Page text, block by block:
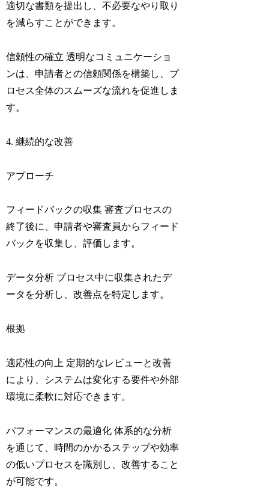
適切な書類を提出し、不必要なやり取り
を減らすことができます。
信頼性の確立 透明なコミュニケーショ
ンは、申請者との信頼関係を構築し、プ
ロセス全体のスムーズな流れを促進しま
す。
4. 継続的な改善
アプローチ
フィードバックの収集 審査プロセスの
終了後に、申請者や審査員からフィード
バックを収集し、評価します。
データ分析 プロセス中に収集されたデ
ータを分析し、改善点を特定します。
根拠
適応性の向上 定期的なレビューと改善
により、システムは変化する要件や外部
環境に柔軟に対応できます。
パフォーマンスの最適化 体系的な分析
を通じて、時間のかかるステップや効率
の低いプロセスを識別し、改善すること
が可能です。